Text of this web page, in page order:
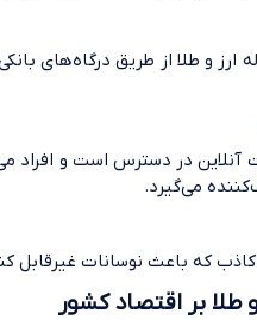
ارز و طلا از طریق درگاه‌های
آنلاین در دسترس است و افراد
می‌گیرد.
که باعث نوسانات غیرقابل
طلا بر اقتصاد کشور